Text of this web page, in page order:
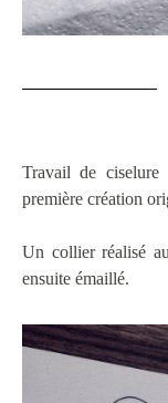
Travail de
première création
Un collier réalisé
ensuite émaillé.